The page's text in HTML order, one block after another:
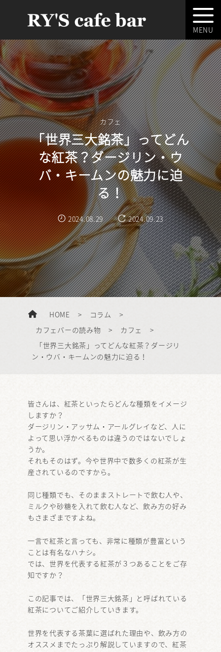
カフェ
「世界三大銘茶」ってどん
な紅茶？ダージリン・ウ
バ・キームンの魅力に迫
る！
2024.08.29 2024.09.23
HOME > コラム
>
カフェバーの読み物
> カフェ
>
「世界三大銘茶」ってどんな紅茶？ダージリ
ン・ウバ・キームンの魅力に迫る！
皆さんは、紅茶といったらどんな種類をイメージ
しますか？
ダージリン・アッサム・アールグレイなど、人に
よって思い浮かべるものは違うのではないでしょ
うか。
それもそのはず。今や世界中で数多くの紅茶が生
産されているのですから。
同じ種類でも、そのままストレートで飲む人や、
ミルクや砂糖を入れて飲む人など、飲み方の好み
もさまざまですよね。
一言で紅茶と言っても、非常に種類が豊富という
ことは有名なハナシ。
では、世界を代表する紅茶が３つあることをご存
知ですか？
この記事では、「世界三大銘茶」と呼ばれている
紅茶についてご紹介していきます。
世界を代表する茶葉に選ばれた理由や、飲み方の
オススメまでたっぷり解説していますので、紅茶